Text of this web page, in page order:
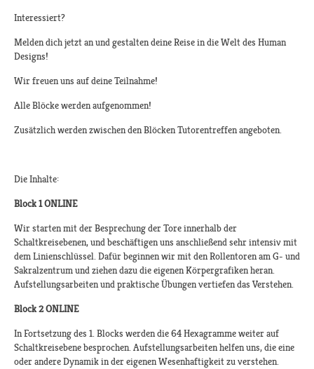
Interessiert?
Melden dich jetzt an und gestalten deine Reise in die Welt des Human
Designs!​​
Wir freuen uns auf deine Teilnahme!​
Alle Blöcke werden aufgenommen!​
Zusätzlich werden zwischen den Blöcken Tutorentreffen angeboten.​
Die Inhalte:
Block 1 ONLINE
Wir starten mit der Besprechung der Tore innerhalb der
Schaltkreisebenen, und beschäftigen uns anschließend sehr intensiv mit
dem Linienschlüssel. Dafür beginnen wir mit den Rollentoren am G- und
Sakralzentrum und ziehen dazu die eigenen Körpergrafiken heran.
Aufstellungsarbeiten und praktische Übungen vertiefen das Verstehen.
Block 2 ONLINE
In Fortsetzung des 1. Blocks werden die 64 Hexagramme weiter auf
Schaltkreisebene besprochen. Aufstellungsarbeiten helfen uns, die eine
oder andere Dynamik in der eigenen Wesenhaftigkeit zu verstehen.